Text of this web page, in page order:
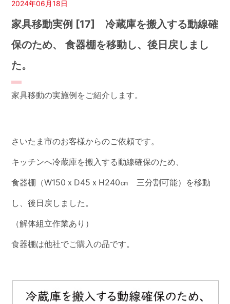
2024年06月18日
家具移動実例 [17] 冷蔵庫を搬入する動線確
保のため、 食器棚を移動し、後日戻しまし
た。
家具移動の実施例をご紹介します。
さいたま市のお客様からのご依頼です。
キッチンへ冷蔵庫を搬入する動線確保のため、
食器棚（W150ｘD45ｘH240㎝ 三分割可能）を移動
し、後日戻しました。
（解体組立作業あり）
食器棚は他社でご購入の品です。